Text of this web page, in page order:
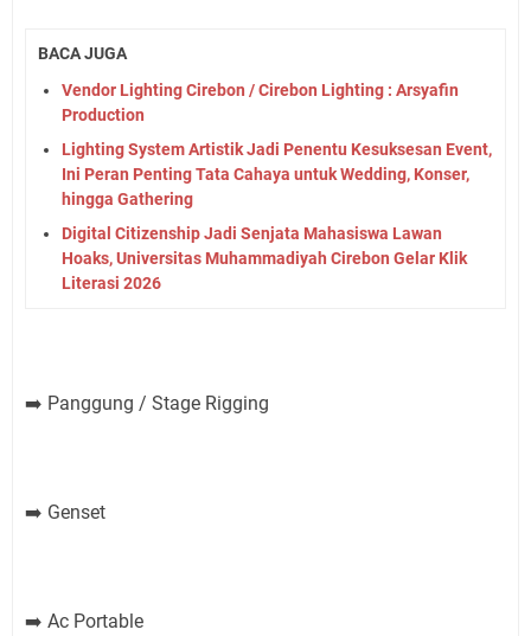
BACA JUGA
Vendor Lighting Cirebon / Cirebon Lighting : Arsyafin
Production
Lighting System Artistik Jadi Penentu Kesuksesan Event,
Ini Peran Penting Tata Cahaya untuk Wedding, Konser,
hingga Gathering
Digital Citizenship Jadi Senjata Mahasiswa Lawan
Hoaks, Universitas Muhammadiyah Cirebon Gelar Klik
Literasi 2026
➡️ Panggung / Stage Rigging
➡️ Genset
➡️ Ac Portable